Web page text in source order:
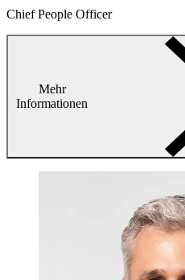
Chief People Officer
Mehr
Informationen